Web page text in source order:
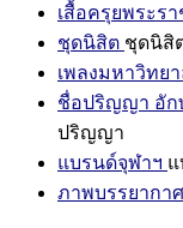
เสื้อครุยพระร
ชุดนิสิต ชุดนิสิ
เพลงมหาวิทย
ชื่อปริญญา อั
ปริญญา
แบรนด์จุฬาฯ
ภาพบรรยากาศ